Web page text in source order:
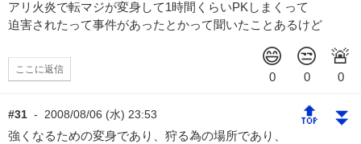
アリ火炎で転マジが変身して1時間くらいPKしまくって
迫害されたって事件があったとかって聞いたことあるけど
ここに返信
#31 - 2008/08/06 (水) 23:53 🔝 ⏬
強くなるための変身であり、狩る為の場所であり、